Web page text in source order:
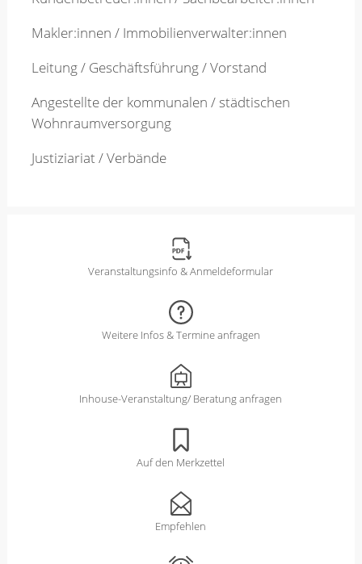
Makler:innen / Immobilienverwalter:innen
Leitung / Geschäftsführung / Vorstand
Angestellte der kommunalen / städtischen
Wohnraumversorgung
Justiziariat / Verbände
Veranstaltungsinfo & Anmeldeformular
Weitere Infos & Termine anfragen
Inhouse-Veranstaltung/ Beratung anfragen
Auf den Merkzettel
Empfehlen